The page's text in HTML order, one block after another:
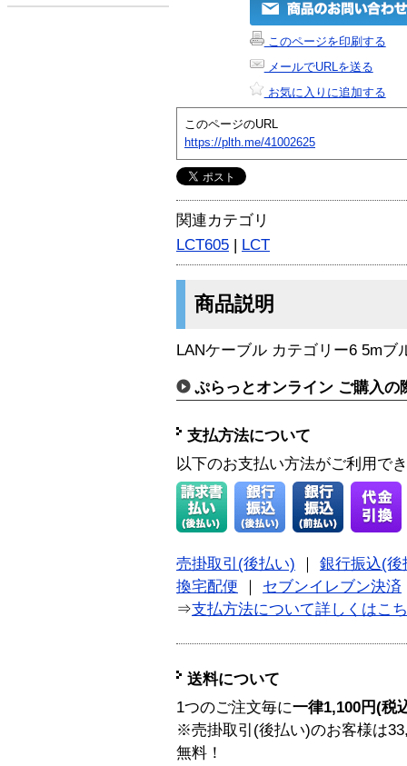
このページを印刷する
メールでURLを送る
お気に入りに追加する
このページのURL
https://plth.me/41002625
関連カテゴリ
LCT605 | LCT
商品説明
LANケーブル カテゴリー6 5mブ
ぷらっとオンライン ご購入の
支払方法について
以下のお支払い方法がご利用で
売掛取引(後払い)
銀行振込(後
換宅配便
セブンイレブン決済
⇒支払方法について詳しくはこ
送料について
1つのご注文毎に一律1,100円(税
※売掛取引(後払い)のお客様は
無料！